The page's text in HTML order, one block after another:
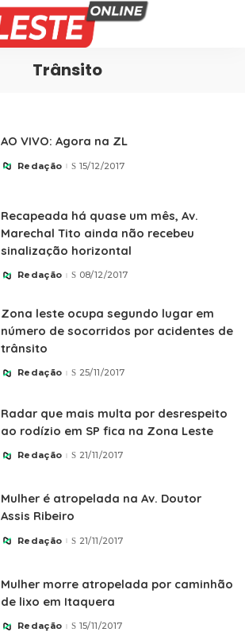
Trânsito
AO VIVO: Agora na ZL
Posted
Redação 15/12/2017
Recapeada há quase um mês, Av.
Marechal Tito ainda não recebeu
sinalização horizontal
Posted
Redação 08/12/2017
Zona leste ocupa segundo lugar em
número de socorridos por acidentes de
trânsito
Posted
Redação 25/11/2017
Radar que mais multa por desrespeito
ao rodízio em SP fica na Zona Leste
Posted
Redação 21/11/2017
Mulher é atropelada na Av. Doutor
Assis Ribeiro
Posted
Redação 21/11/2017
Mulher morre atropelada por caminhão
de lixo em Itaquera
Posted
Redação 15/11/2017